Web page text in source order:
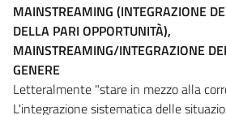
MAINSTREAMING (INTEGRAZIONE
DELLA PARI OPPORTUNITÀ),
MAINSTREAMING/INTEGRAZIONE
GENERE
Letteralmente "stare in mezzo alla
L'integrazione sistematica delle